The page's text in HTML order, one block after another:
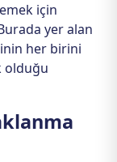
için
yer alan
her birini
olduğu